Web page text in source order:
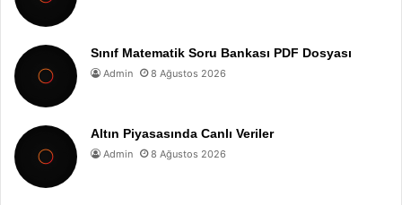
Sınıf Matematik Soru Bankası PDF Dosyası
Admin 8 Ağustos 2026
Altın Piyasasında Canlı Veriler
Admin 8 Ağustos 2026